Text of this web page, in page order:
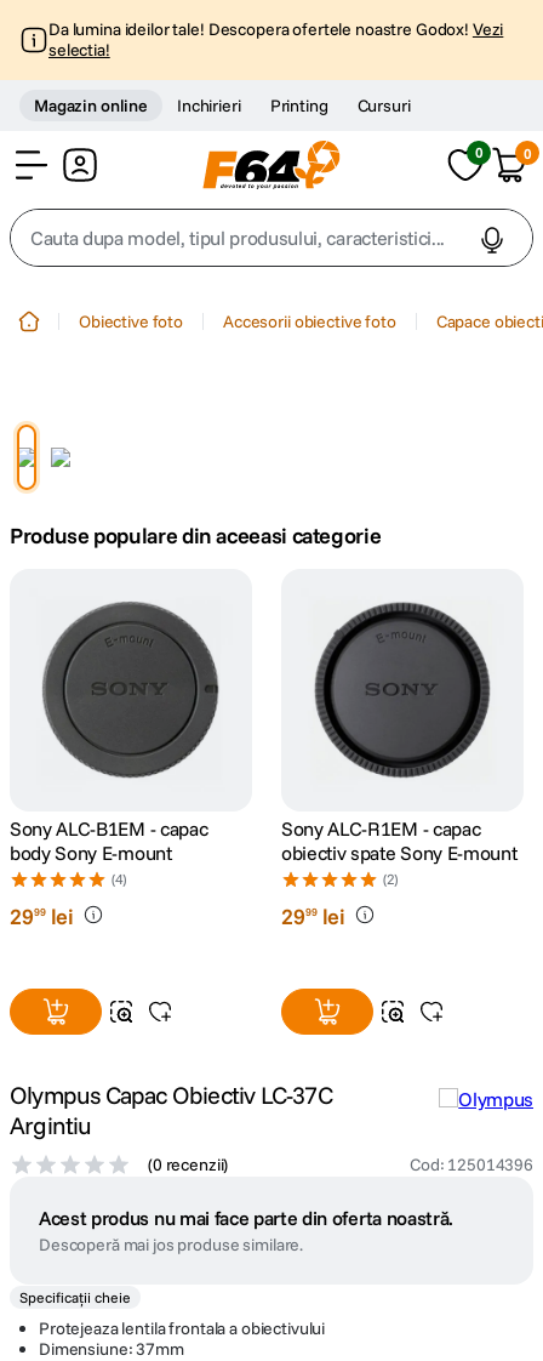
Da lumina ideilor tale! Descopera ofertele noastre Godox! Vezi
selectia!
Magazin online Inchirieri Printing Cursuri
0 0
Cauta dupa model, tipul produsului, caracteristici...
4. peak design
lavaliera
7. card memorie
ulanzi
9. insta 360
10 . godox
Obiective foto Accesorii obiective foto Capace
Produse populare din aceeasi categorie
Sony ALC-B1EM - capac
body Sony E-mount
(4)
2999 lei
Sony ALC-R1EM - capac
obiectiv spate Sony E-mount
(2)
2999 lei
Olympus Capac Obiectiv LC-37C
Argintiu
(0 recenzii) Cod: 125014396
Acest produs nu mai face parte din oferta noastră.
Descoperă mai jos produse similare.
Specificații cheie
Protejeaza lentila frontala a obiectivului
Dimensiune: 37mm